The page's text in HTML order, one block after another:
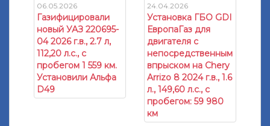
06.05.2026
Газифицировали
новый УАЗ 220695-
04 2026 г.в., 2.7 л,
112,20 л.с., с
пробегом 1 559 км.
Установили Альфа
D49
24.04.2026
Установка ГБО GDI
ЕвропаГаз для
двигателя с
непосредственным
впрыском на Chery
Arrizo 8 2024 г.в., 1.6
л., 149,60 л.с., с
пробегом: 59 980
км